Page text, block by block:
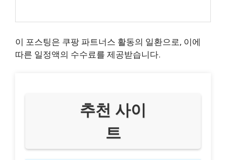
이 포스팅은 쿠팡 파트너스 활동의 일환으로, 이에
따른 일정액의 수수료를 제공받습니다.
추천 사이
트